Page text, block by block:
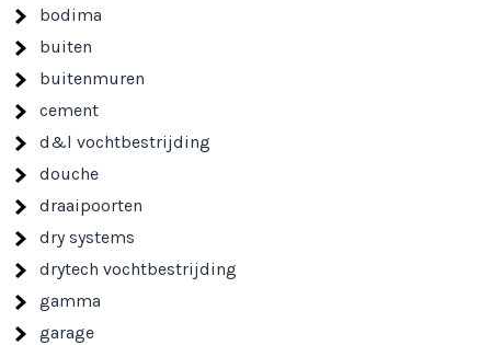
bodima
buiten
buitenmuren
cement
d&l vochtbestrijding
douche
draaipoorten
dry systems
drytech vochtbestrijding
gamma
garage